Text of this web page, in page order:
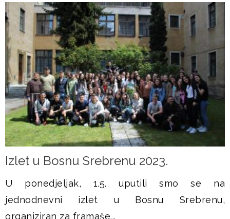
Izlet u Bosnu Srebrenu 2023.
U ponedjeljak, 1.5. uputili smo se na
jednodnevni izlet u Bosnu Srebrenu,
organiziran za framaše...